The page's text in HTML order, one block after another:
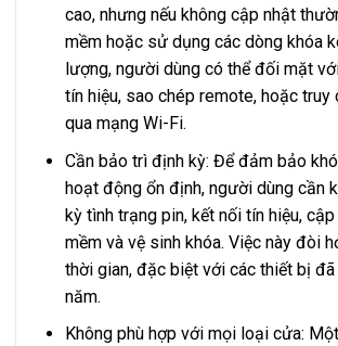
cao, nhưng nếu không cập nhật
mềm hoặc sử dụng các dòng khóa
lượng, người dùng có thể đối mặt
tín hiệu, sao chép remote, hoặc truy
qua mạng Wi-Fi.
Cần bảo trì định kỳ: Để đảm bảo
hoạt động ổn định, người dùng cần
kỳ tình trạng pin, kết nối tín hiệu,
mềm và vệ sinh khóa. Việc này đòi
thời gian, đặc biệt với các thiết bị
năm.
Không phù hợp với mọi loại cửa: